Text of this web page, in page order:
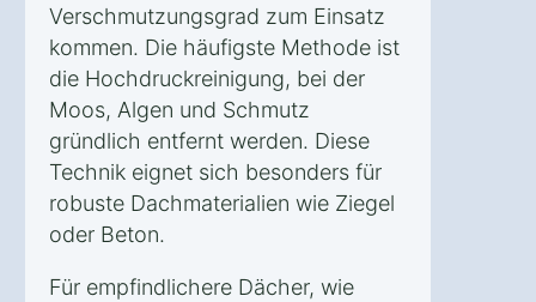
Verschmutzungsgrad zum Einsatz
kommen. Die häufigste Methode ist
die Hochdruckreinigung, bei der
Moos, Algen und Schmutz
gründlich entfernt werden. Diese
Technik eignet sich besonders für
robuste Dachmaterialien wie Ziegel
oder Beton.
Für empfindlichere Dächer, wie